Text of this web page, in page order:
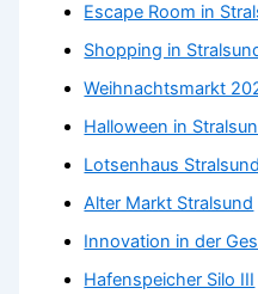
Escape Room in
Shopping in
Weihnachtsmarkt
Halloween in
Lotsenhaus Stralsund
Alter Markt Stralsund
Innovation in der
Hafenspeicher Silo III